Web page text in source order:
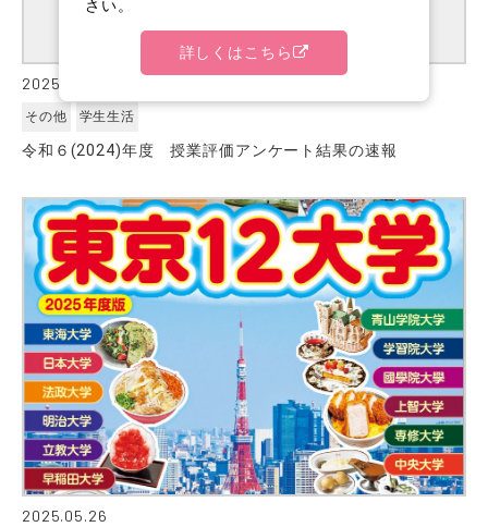
2025.06.10
その他 学生生活
令和６(2024)年度 授業評価アンケート結果の速報
2025.05.26
さい。
詳しくはこちら